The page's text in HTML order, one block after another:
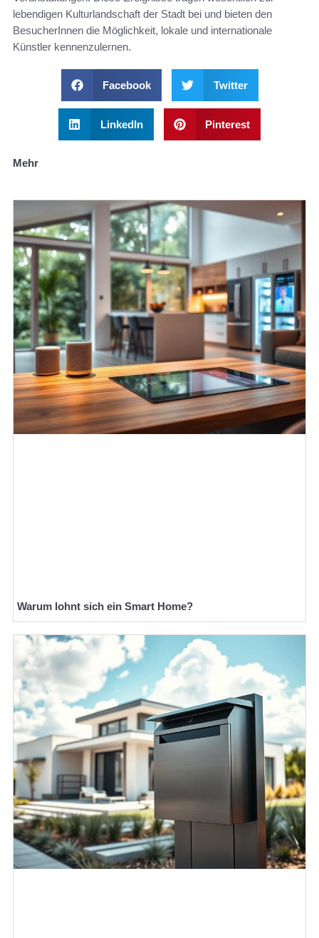
lebendigen Kulturlandschaft der Stadt bei und bieten den
BesucherInnen die Möglichkeit, lokale und internationale
Künstler kennenzulernen.
Facebook Twitter
LinkedIn Pinterest
Mehr
Warum lohnt sich ein Smart Home?